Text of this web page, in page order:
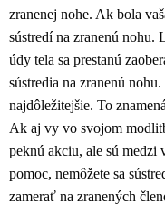
zranenej nohe. Ak bola
sústredí na zranenú nohu.
údy tela sa prestanú
sústredia na zranenú
najdôležitejšie. To
Ak aj vy vo svojom
peknú akciu, ale sú
pomoc, nemôžete sa
zamerať na zranených